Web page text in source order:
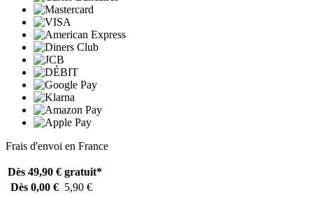
Frais d'envoi en France
Dès 49,90 € gratuit*
Dès 0,00 € 5,90 €